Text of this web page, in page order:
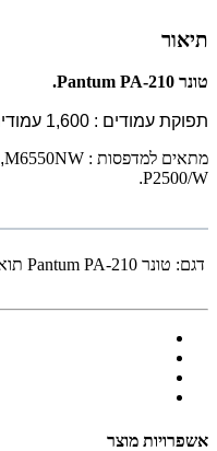
תיאור
‏טונר Pantum PA-210.
תפוקת עמודים : 1,600 עמודים.
מתאים למדפסות : M6550NW
,
P2500/W
.
דגם: ‏טונר Pantum PA-210 תואם
אשפרויות מוצר